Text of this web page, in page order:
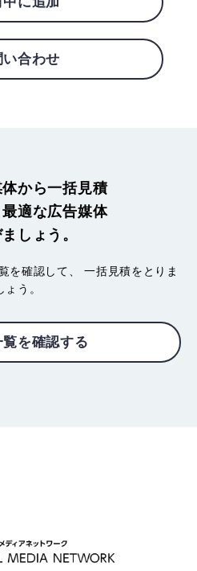
い合わせ
から一括見積
適な広告媒体
しょう。
を確認して、
一括見積をとりま
ょう。
を確認する